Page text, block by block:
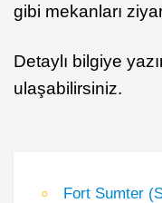
gibi mekanları
Detaylı bilgiye
ulaşabilirsiniz.
Fort Sumter